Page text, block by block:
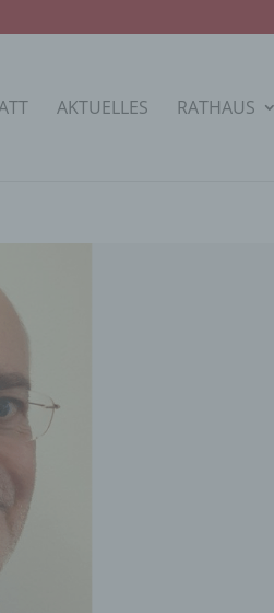
AKTUELLES RATHAUS